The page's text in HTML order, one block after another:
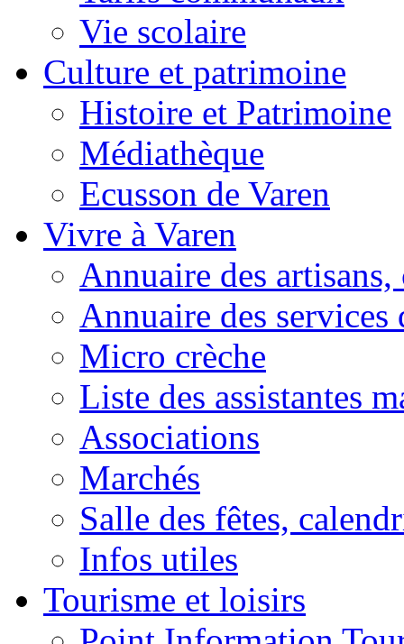
Vie scolaire
Culture et patrimoine
Histoire et Patrimoine
Médiathèque
Ecusson de Varen
Vivre à Varen
Annuaire des
Annuaire des services
Micro crèche
Liste des assistantes
Associations
Marchés
Salle des fêtes,
Infos utiles
Tourisme et loisirs